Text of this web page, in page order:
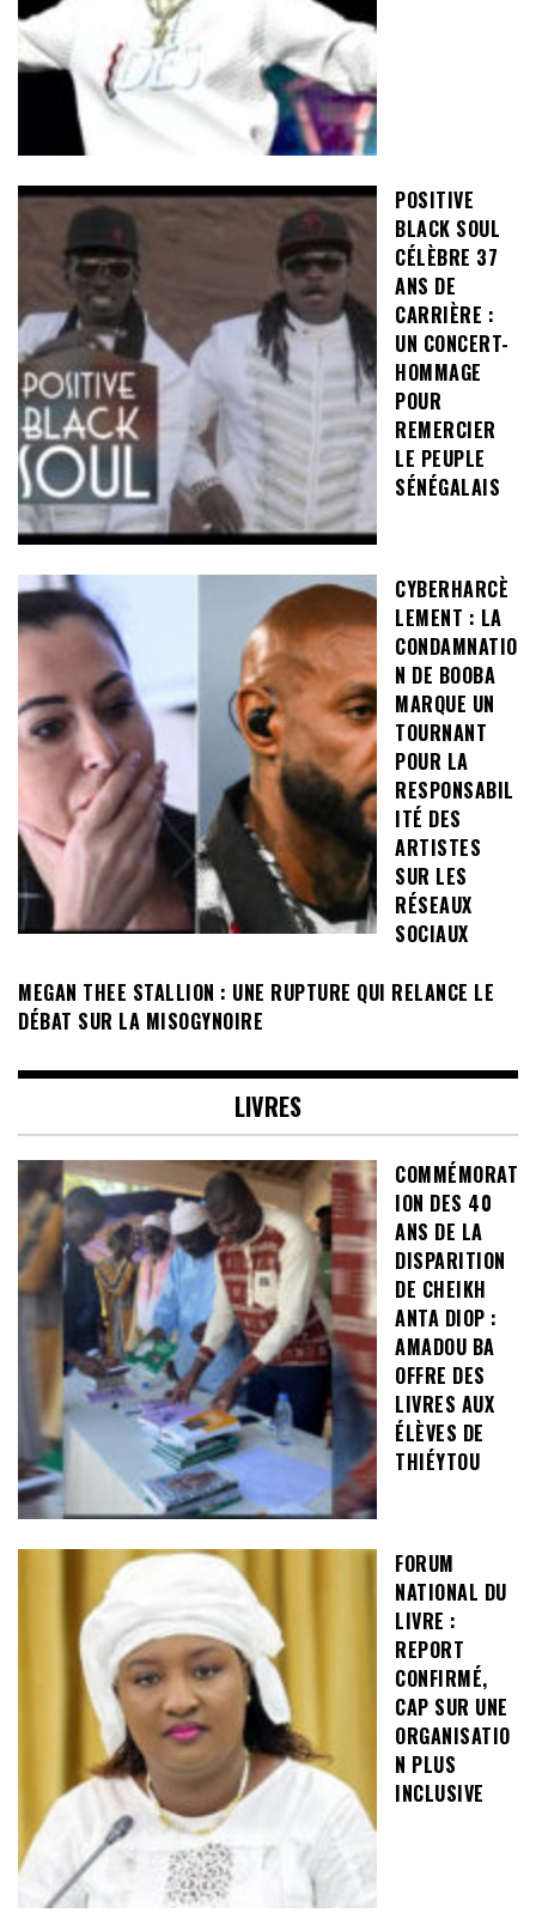
POSITIVE
BLACK SOUL
CÉLÈBRE 37
ANS DE
CARRIÈRE :
UN CONCERT-
HOMMAGE
POUR
REMERCIER
LE PEUPLE
SÉNÉGALAIS
CYBERHARCÈ
LEMENT : LA
CONDAMNATIO
N DE BOOBA
MARQUE UN
TOURNANT
POUR LA
RESPONSABIL
ITÉ DES
ARTISTES
SUR LES
RÉSEAUX
SOCIAUX
MEGAN THEE STALLION : UNE RUPTURE QUI RELANCE LE
DÉBAT SUR LA MISOGYNOIRE
LIVRES
COMMÉMORAT
ION DES 40
ANS DE LA
DISPARITION
DE CHEIKH
ANTA DIOP :
AMADOU BA
OFFRE DES
LIVRES AUX
ÉLÈVES DE
THIÉYTOU
FORUM
NATIONAL DU
LIVRE :
REPORT
CONFIRMÉ,
CAP SUR UNE
ORGANISATIO
N PLUS
INCLUSIVE